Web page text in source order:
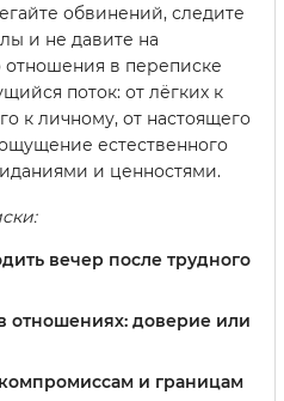
обвинений, следите
и не давите на
отношения в переписке
поток: от лёгких к
к личному, от настоящего
естественного
и ценностями.
вечер после трудного
отношениях: доверие или
и границам